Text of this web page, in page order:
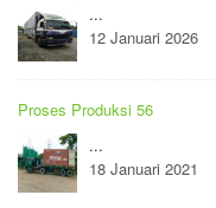
...
12 Januari 2026
Proses Produksi 56
...
18 Januari 2021